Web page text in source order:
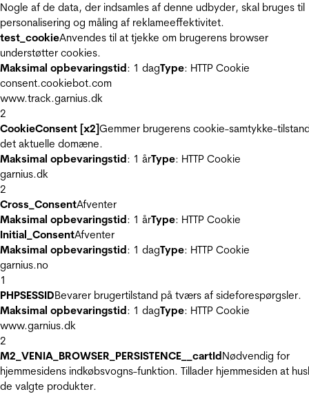
Nogle af de data, der indsamles af denne udbyder, skal bruges til
personalisering og måling af reklameeffektivitet.
test_cookieAnvendes til at tjekke om brugerens browser
understøtter cookies.
Maksimal opbevaringstid: 1 dagType: HTTP Cookie
consent.cookiebot.com
www.track.garnius.dk
2
CookieConsent [x2]Gemmer brugerens cookie-samtykke-
det aktuelle domæne.
Maksimal opbevaringstid: 1 årType: HTTP Cookie
garnius.dk
2
Cross_ConsentAfventer
Maksimal opbevaringstid: 1 årType: HTTP Cookie
Initial_ConsentAfventer
Maksimal opbevaringstid: 1 dagType: HTTP Cookie
garnius.no
1
PHPSESSIDBevarer brugertilstand på tværs af sideforespørgsler.
Maksimal opbevaringstid: 1 dagType: HTTP Cookie
www.garnius.dk
2
M2_VENIA_BROWSER_PERSISTENCE__cartIdNødvendig for
hjemmesidens indkøbsvogns-funktion. Tillader hjemmesiden at
de valgte produkter.